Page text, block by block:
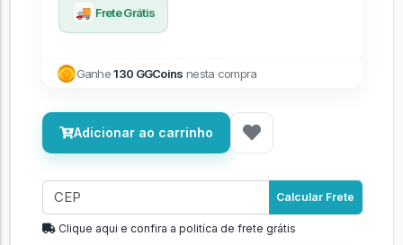
🚚 Frete Grátis
Ganhe130 GGCoins nesta compra
Adicionar ao carrinho
Calcular Frete
Clique aqui e confira a politíca de frete grátis